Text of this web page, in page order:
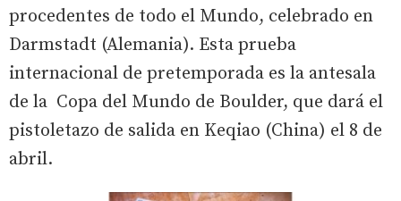
procedentes de todo el Mundo, celebrado en
Darmstadt (Alemania). Esta prueba
internacional de pretemporada es la antesala
de la Copa del Mundo de Boulder, que dará el
pistoletazo de salida en Keqiao (China) el 8 de
abril.